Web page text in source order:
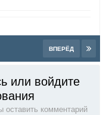
ВПЕРЁД
или войдите
комментарий